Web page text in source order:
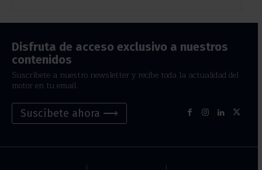
Disfruta de acceso exclusivo a nuestros
contenidos
Suscríbete a nuestro newsletter y recibe toda la actualidad del
motor en tu email.
Suscíbete ahora ⟶